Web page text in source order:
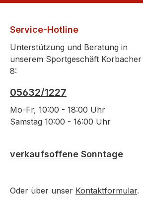
Service-Hotline
Unterstützung und Beratung in
unserem Sportgeschäft Korbacher
8:
05632/1227
Mo-Fr, 10:00 - 18:00 Uhr
Samstag 10:00 - 16:00 Uhr
verkaufsoffene Sonntage
Oder über unser Kontaktformular.